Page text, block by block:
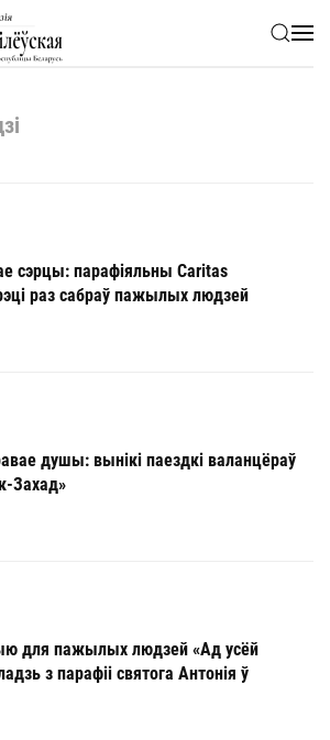
сэрцы: парафіяльны Caritas
раз сабраў пажылых людзей
душы: вынікі паездкі валанцёраў
Захад»
для пажылых людзей «Ад усёй
з парафіі святога Антонія ў